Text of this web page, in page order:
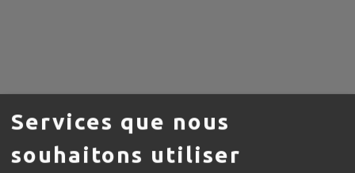
Services que nous
souhaitons utiliser